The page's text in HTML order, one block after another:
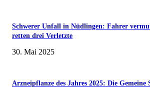
Schwerer Unfall in Nüdlingen: Fahrer
retten drei Verletzte
30. Mai 2025
Arzneipflanze des Jahres 2025: Die Gemeine